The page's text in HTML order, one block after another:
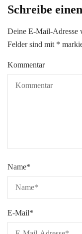
Schreibe
Deine E-Mail-Adresse
Felder sind mit *
Kommentar
Name*
E-Mail*